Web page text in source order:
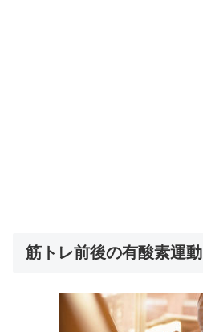
筋トレ前後の有酸素運動